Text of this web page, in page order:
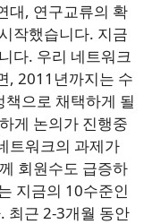
대, 연구교류의 확
작했습니다. 지금
다. 우리 네트워크
, 2011년까지는 수
으로 채택하게 될
게 논의가 진행중
트워크의 과제가
회원수도 급증하
지금의 10수준인
최근 2-3개월 동안